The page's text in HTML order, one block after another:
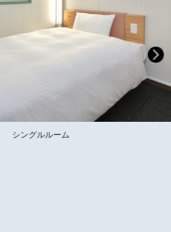
グルルーム